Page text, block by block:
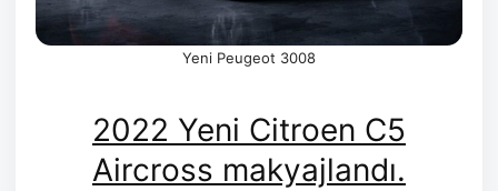
Yeni Peugeot 3008
2022 Yeni Citroen C5
Aircross makyajlandı.